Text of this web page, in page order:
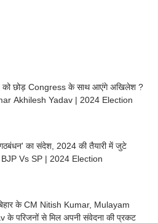
छोड़ Congress के साथ आएंगे अखिलेश ?
Akhilesh Yadav | 2024 Election
का संदेश, 2024 की तैयारी में जुटे
Vs SP | 2024 Election
के CM Nitish Kumar, Mulayam
के परिजनों से मिल अपनी संवेदना की प्रकट